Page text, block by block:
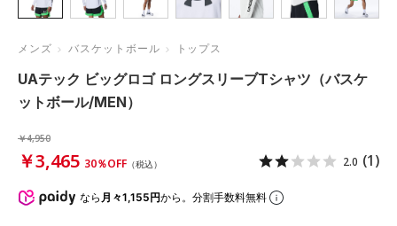
メンズ バスケットボール トップス
UAテック ビッグロゴ ロングスリーブTシャツ（バスケ
ットボール/MEN）
￥4,950
￥3,465 30％OFF （税込） 2.0 (1)
なら 月々1,155円から。分割手数料無料